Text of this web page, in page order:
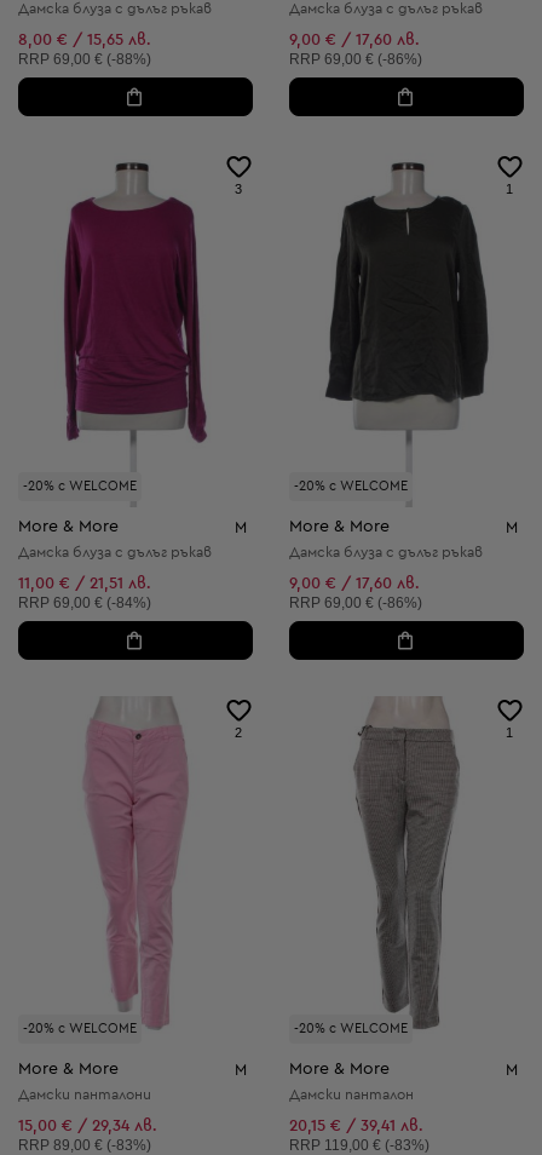
Дамска блуза с дълъг ръкав
8,00 € / 15,65 лв.
Препоръчителна цена:
RRP 69,00 € (-88%)
Дамска блуза с дълъг ръкав
9,00 € / 17,60 лв.
Препоръчителна цена:
RRP 69,00 € (-86%)
-20% с WELCOME
3
More & More M
Дамска блуза с дълъг ръкав
11,00 € / 21,51 лв.
Препоръчителна цена:
RRP 69,00 € (-84%)
-20% с WELCOME
1
More & More M
Дамска блуза с дълъг ръкав
9,00 € / 17,60 лв.
Препоръчителна цена:
RRP 69,00 € (-86%)
-20% с WELCOME
2
More & More M
Дамски панталони
15,00 € / 29,34 лв.
Препоръчителна цена:
RRP 89,00 € (-83%)
-20% с WELCOME
1
More & More M
Дамски панталон
20,15 € / 39,41 лв.
Препоръчителна цена:
RRP 119,00 € (-83%)